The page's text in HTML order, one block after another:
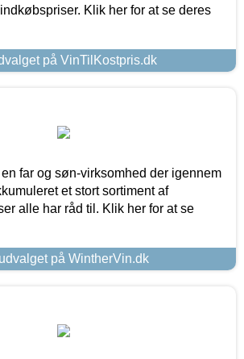
Klik her for at se deres
på VinTilKostpris.dk
far og søn-virksomhed der igennem
et stort sortiment af
alle har råd til. Klik her for at se
på WintherVin.dk